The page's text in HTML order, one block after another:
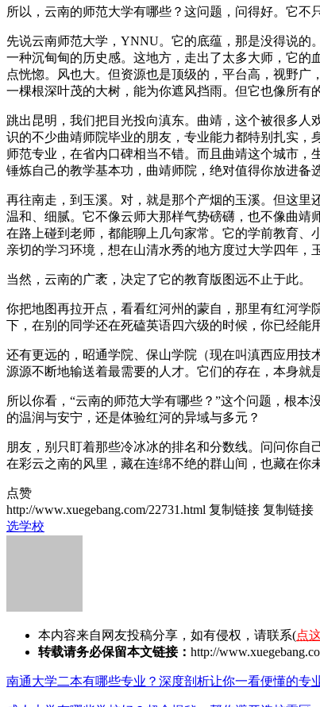
所以，云南的师范大学有哪些？这问题，问得好。它不
先说云南师范大学，YNNU。它的底蕴，那是没得说的
一种沉甸甸的历史感。这地方，走出了太多大师，它
点恍惚。风也大。但资源也是顶级的，平台高，视野
一棵根深叶茂的大树，能为你遮风挡雨。但它也像所有
跳出昆明，我们把目光投向滇东。曲靖，这个被很多
识的不少曲靖师院毕业的朋友，专业能力都特别扎实
师范专业，在省内口碑相当不错。而且曲靖这个城市，
锤炼自己的教学基本功，曲靖师院，绝对值得你放进备
再往南走，到玉溪。对，就是那个产烟的玉溪。但这里
温和、细腻。它不像云师大那样气势磅礴，也不像曲
在路上碰到老师，都能聊上几句家常。它的学前教育、
亲切的学习环境，想在山清水秀的地方度过大学四年，
当然，云南的广袤，决定了它的教育版图远不止于此。
你把地图再拉开点，看看红河州的蒙自，那里有红河学
下，在别的同学还在死磕英语四六级的时候，你已经能
还有更远的，昭通学院、保山学院（现在叫滇西应用
源源不断地输送着最需要的人才。它们的存在，本身就
所以你看，“云南的师范大学有哪些？”这个问题，根
的温润与安宁，还是体验红河的异域与多元？
朋友，别只盯着那些冷冰冰的排名和分数线。问问你
在彩云之南的风里，藏在连绵不绝的群山间，也藏在你
点赞
http://www.xuegebang.com/22731.html 复制链接 复制链接
选学校
本内容来自网友投稿分享，如有侵权，请联系(点
转载请务必保留本文链接： http://
南通大学二本有哪些专业？深度剖析让你一看便懂的专